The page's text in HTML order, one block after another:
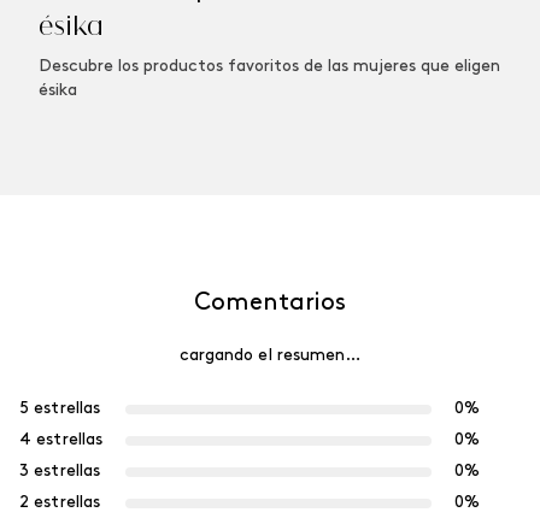
ésika
Descubre los productos favoritos de las mujeres que eligen
ésika
Comentarios
cargando el resumen…
5 estrellas
0%
4 estrellas
0%
3 estrellas
0%
2 estrellas
0%